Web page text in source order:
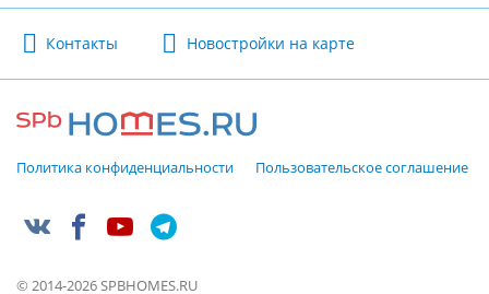
Контакты Новостройки на карте
Политика конфиденциальности Пользовательское соглашение
© 2014-2026 SPBHOMES.RU